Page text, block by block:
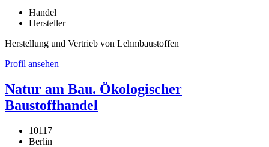
Handel
Hersteller
Herstellung und Vertrieb von Lehmbaustoffen
Profil ansehen
Natur am Bau. Ökologischer
Baustoffhandel
10117
Berlin